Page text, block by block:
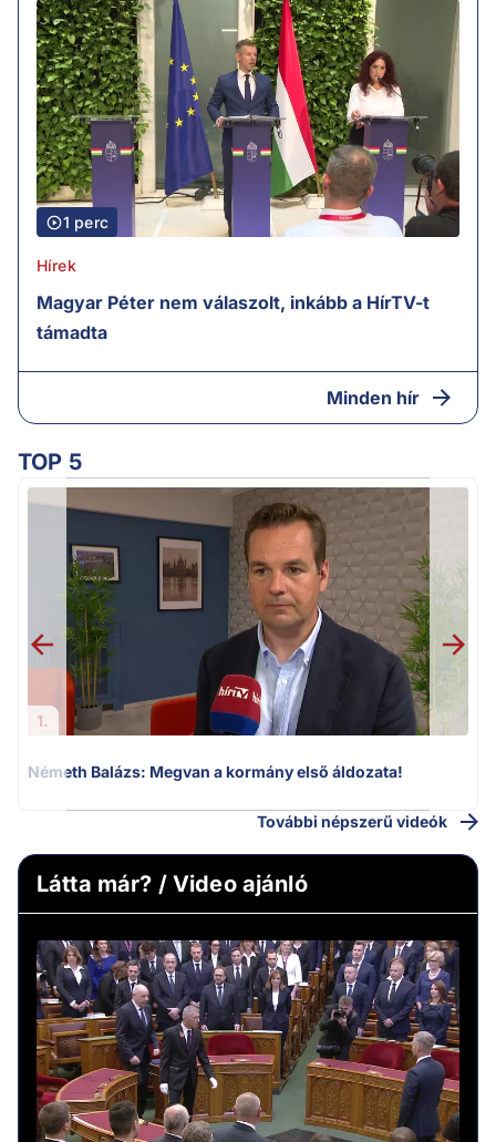
1 perc
Hírek
Magyar Péter nem válaszolt, inkább a HírTV-t
támadta
Minden hír
TOP 5
1.
Németh Balázs: Megvan a kormány első áldozata!
További népszerű videók
Látta már? / Video ajánló